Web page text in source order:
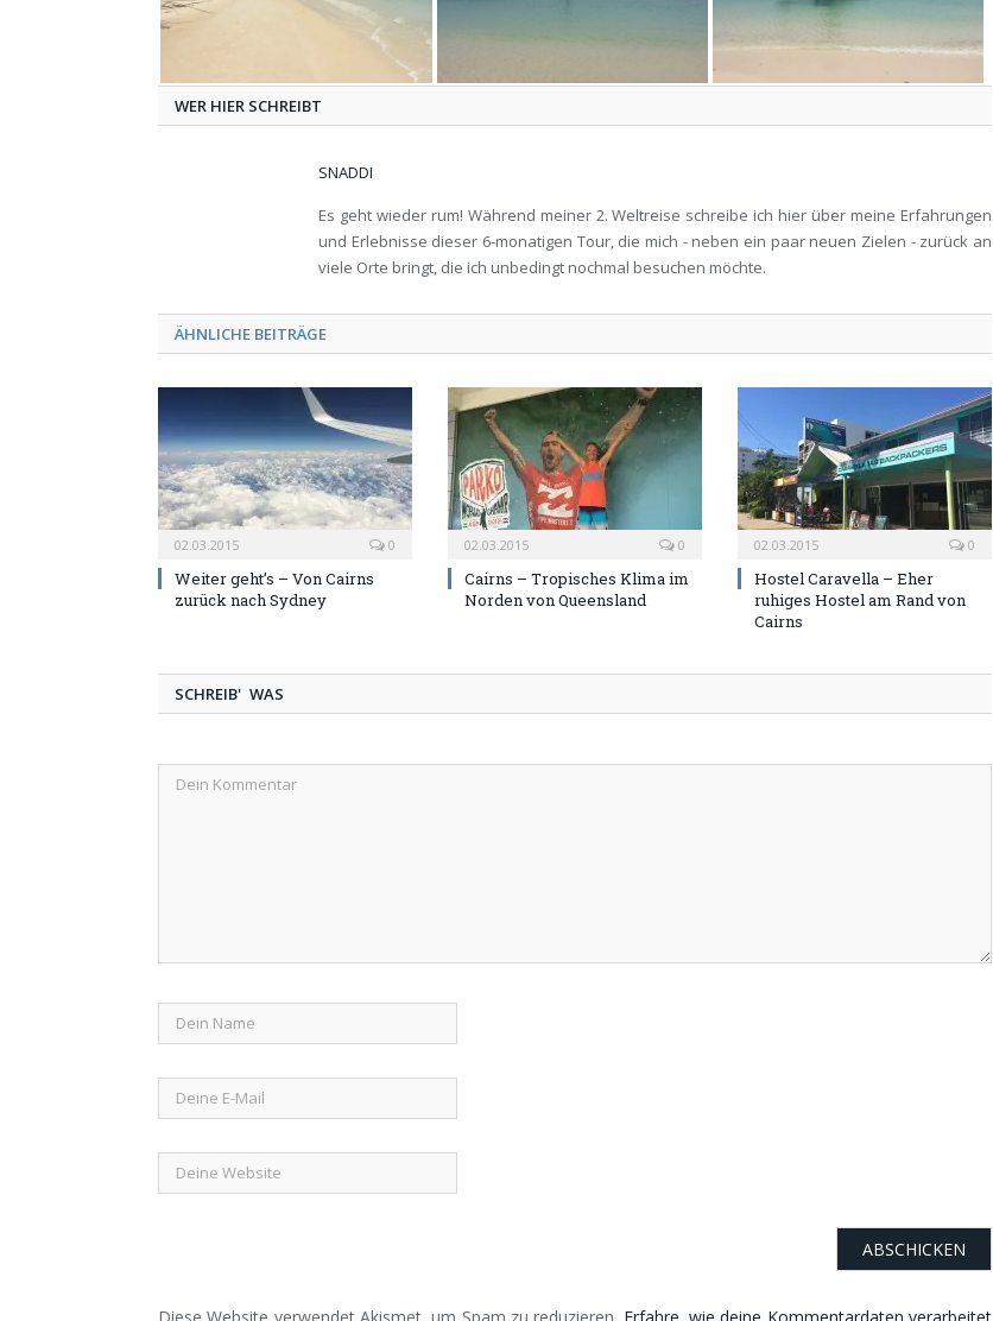
WER HIER SCHREIBT
SNADDI
Es geht wieder rum! Während meiner 2. Weltreise schreibe ich hier über meine Erfahrungen
und Erlebnisse dieser 6-monatigen Tour, die mich - neben ein paar neuen Zielen - zurück an
viele Orte bringt, die ich unbedingt nochmal besuchen möchte.
ÄHNLICHE BEITRÄGE
02.03.2015 0
Weiter geht’s – Von Cairns
zurück nach Sydney
02.03.2015 0
Cairns – Tropisches Klima im
Norden von Queensland
02.03.2015 0
Hostel Caravella – Eher
ruhiges Hostel am Rand von
Cairns
SCHREIB' WAS